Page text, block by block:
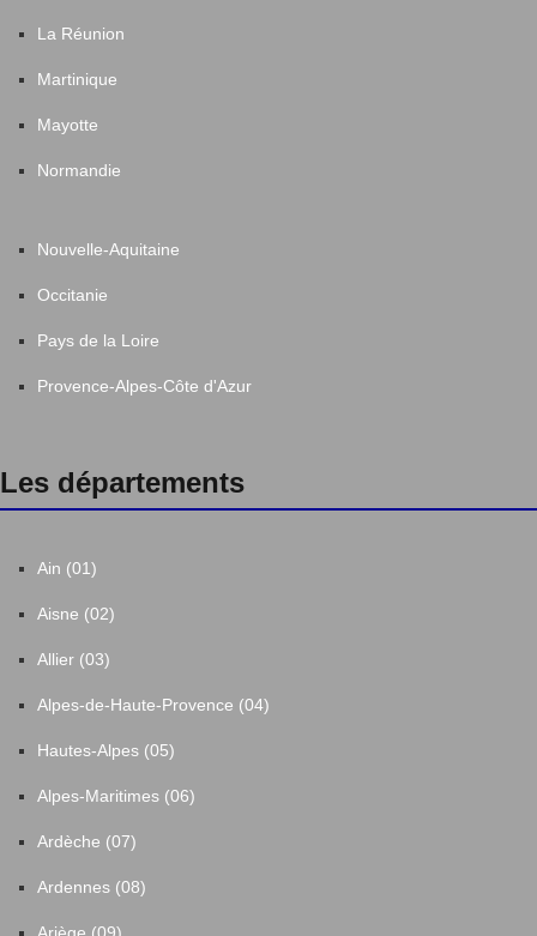
La Réunion
Martinique
Mayotte
Normandie
Nouvelle-Aquitaine
Occitanie
Pays de la Loire
Provence-Alpes-Côte d'Azur
Les départements
Ain (01)
Aisne (02)
Allier (03)
Alpes-de-Haute-Provence (04)
Hautes-Alpes (05)
Alpes-Maritimes (06)
Ardèche (07)
Ardennes (08)